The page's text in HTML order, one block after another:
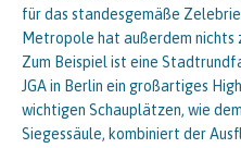
für das standesgemäße
Metropole hat außerdem nichts
Zum Beispiel ist eine
JGA in Berlin ein großartiges
wichtigen Schauplätzen, wie
Siegessäule, kombiniert der